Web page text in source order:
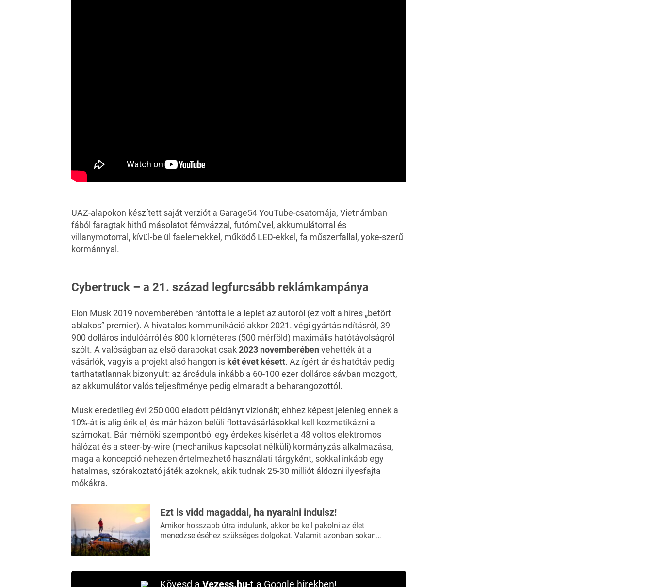
UAZ-alapokon készített saját verziót a Garage54 YouTube-csatornája, Vietnámban
fából faragtak hithű másolatot fémvázzal, futóművel, akkumulátorral és
villanymotorral, kívül-belül faelemekkel, működő LED-ekkel, fa műszerfallal, yoke-szerű
kormánnyal.
Cybertruck – a 21. század legfurcsább reklámkampánya
Elon Musk 2019 novemberében rántotta le a leplet az autóról (ez volt a híres „betört
ablakos” premier). A hivatalos kommunikáció akkor 2021. végi gyártásindításról, 39
900 dolláros indulóárról és 800 kilométeres (500 mérföld) maximális hatótávolságról
szólt. A valóságban az első darabokat csak2023 novemberében vehették át a
vásárlók, vagyis a projekt alsó hangon is két évet késett. Az ígért ár és hatótáv pedig
tarthatatlannak bizonyult: az árcédula inkább a 60-100 ezer dolláros sávban mozgott,
az akkumulátor valós teljesítménye pedig elmaradt a beharangozottól.
Musk eredetileg évi 250 000 eladott példányt vizionált; ehhez képest jelenleg ennek a
10%-át is alig érik el, és már házon belüli flottavásárlásokkal kell kozmetikázni a
számokat. Bár mérnöki szempontból egy érdekes kísérlet a 48 voltos elektromos
hálózat és a steer-by-wire (mechanikus kapcsolat nélküli) kormányzás alkalmazása,
maga a koncepció nehezen értelmezhető használati tárgyként, sokkal inkább egy
hatalmas, szórakoztató játék azoknak, akik tudnak 25-30 milliót áldozni ilyesfajta
mókákra.
Ezt is vidd magaddal, ha nyaralni indulsz!
Amikor hosszabb útra indulunk, akkor be kell pakolni az élet
menedzseléséhez szükséges dolgokat. Valamit azonban sokan…
Kövesd a Vezess.hu-t a Google hírekben!